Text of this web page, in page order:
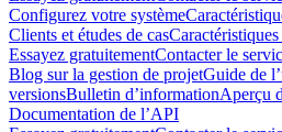
Configurez votre système
Clients et études de cas
Essayez gratuitementContacter le
Blog sur la gestion de projetGuide de
versionsBulletin d’informationAperçu
Documentation de l’API